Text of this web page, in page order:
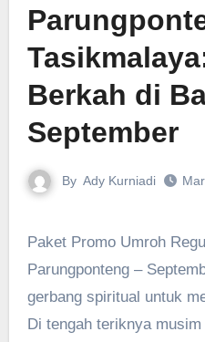
Berkah di
September
By Ady Kurniadi
Paket Promo Umroh Reguler September 2024
Parungponteng –
gerbang spiritual untuk
Di tengah teriknya